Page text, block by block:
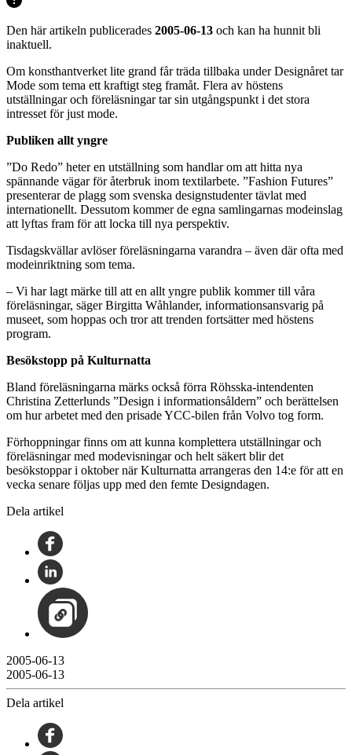
Den här artikeln publicerades 2005-06-13 och kan ha hunnit bli
inaktuell.
Om konsthantverket lite grand får träda tillbaka under Designåret tar
Mode som tema ett kraftigt steg framåt. Flera av höstens
utställningar och föreläsningar tar sin utgångspunkt i det stora
intresset för just mode.
Publiken allt yngre
”Do Redo” heter en utställning som handlar om att hitta nya
spännande vägar för återbruk inom textilarbete. ”Fashion Futures”
presenterar de plagg som svenska designstudenter tävlat med
internationellt. Dessutom kommer de egna samlingarnas modeinslag
att lyftas fram för att locka till nya perspektiv.
Tisdagskvällar avlöser föreläsningarna varandra – även där ofta med
modeinriktning som tema.
– Vi har lagt märke till att en allt yngre publik kommer till våra
föreläsningar, säger Birgitta Wåhlander, informationsansvarig på
museet, som hoppas och tror att trenden fortsätter med höstens
program.
Besökstopp på Kulturnatta
Bland föreläsningarna märks också förra Röhsska-intendenten
Christina Zetterlunds ”Design i informationsåldern” och berättelsen
om hur arbetet med den prisade YCC-bilen från Volvo tog form.
Förhoppningar finns om att kunna komplettera utställningar och
föreläsningar med modevisningar och helt säkert blir det
besökstoppar i oktober när Kulturnatta arrangeras den 14:e för att en
vecka senare följas upp med den femte Designdagen.
Dela artikel
2005-06-13
2005-06-13
Dela artikel